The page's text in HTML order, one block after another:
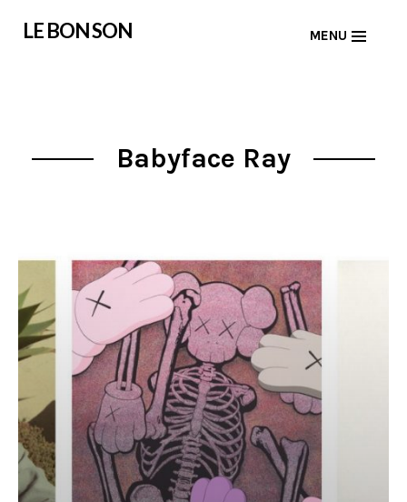
LE BON SON MENU
Babyface Ray